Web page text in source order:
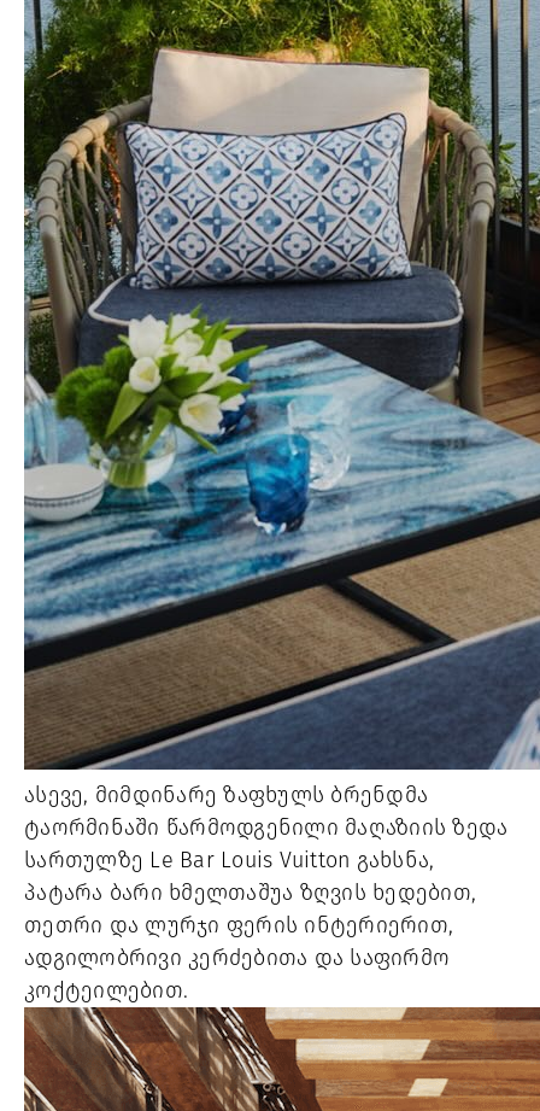
ასევე, მიმდინარე ზაფხულს ბრენდმა
ტაორმინაში წარმოდგენილი მაღაზიის ზედა
სართულზე Le Bar Louis Vuitton გახსნა,
პატარა ბარი ხმელთაშუა ზღვის ხედებით,
თეთრი და ლურჯი ფერის ინტერიერით,
ადგილობრივი კერძებითა და საფირმო
კოქტეილებით.